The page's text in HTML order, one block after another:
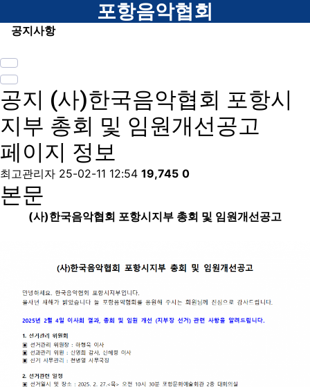
포항음악협회
공지사항
공지 (사)한국음악협회 포항시
지부 총회 및 임원개선공고
페이지 정보
최고관리자 25-02-11 12:54 19,745 0
본문
(사)한국음악협회 포항시지부 총회 및 임원개선공고